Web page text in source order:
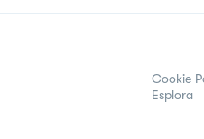
Cookie
Esplora